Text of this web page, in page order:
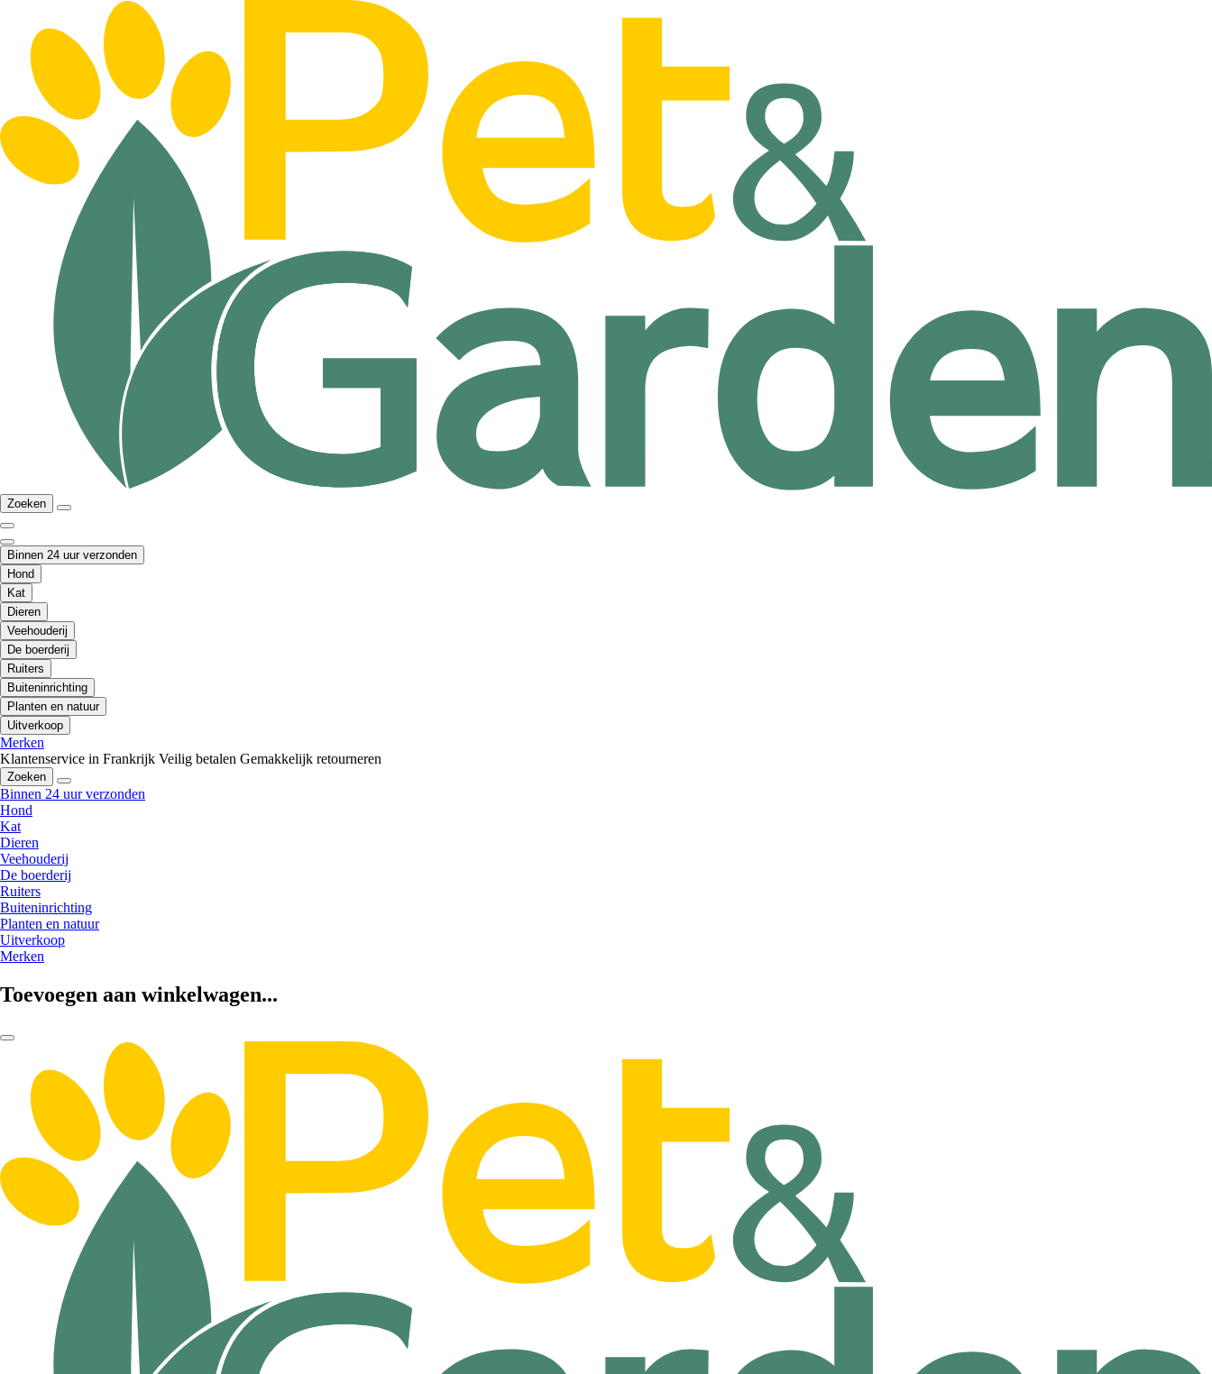
Zoeken
Binnen 24 uur verzonden
Hond
Kat
Dieren
Veehouderij
De boerderij
Ruiters
Buiteninrichting
Planten en natuur
Uitverkoop
Merken
Klantenservice in Frankrijk Veilig betalen Gemakkelijk retourneren
Zoeken
Binnen 24 uur verzonden
Hond
Kat
Dieren
Veehouderij
De boerderij
Ruiters
Buiteninrichting
Planten en natuur
Uitverkoop
Merken
Toevoegen aan winkelwagen...